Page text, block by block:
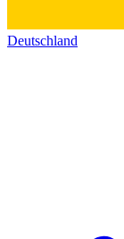
Deutschland